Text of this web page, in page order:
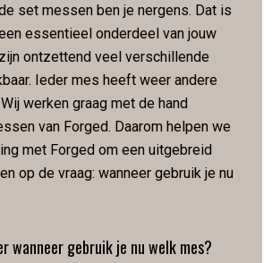
Japans staal
Rockwell
is 20,5 cm
2 mm
graden
gram
luxe houten kistje
set messen ben je nergens. Dat is
essentieel onderdeel van jouw
ontzettend veel verschillende
Ieder mes heeft weer andere
werken graag met de hand
van Forged. Daarom helpen we
met Forged om een uitgebreid
op de vraag: wanneer gebruik je nu
wanneer gebruik je nu welk mes?